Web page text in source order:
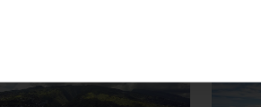
Der Berg bietet dem
weite basaltfarbige Strände und